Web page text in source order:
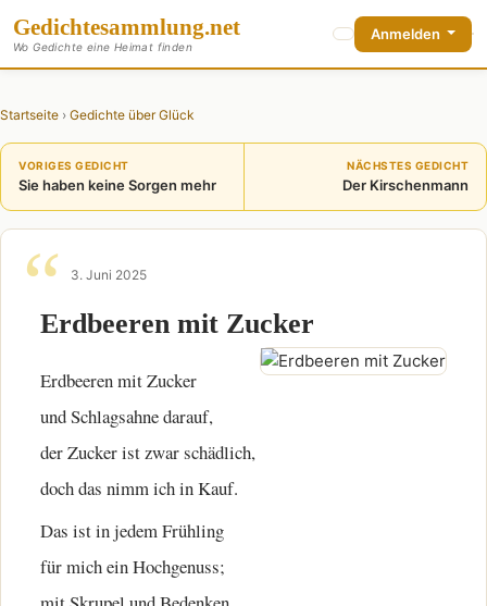
Gedichtesammlung.net
Wo Gedichte eine Heimat finden
Anmelden
Startseite › Gedichte über Glück
VORIGES GEDICHT
Sie haben keine Sorgen mehr
NÄCHSTES GEDICHT
Der Kirschenmann
3. Juni 2025
Erdbeeren mit Zucker
Erdbeeren mit Zucker
und Schlagsahne darauf,
der Zucker ist zwar schädlich,
doch das nimm ich in Kauf.
Das ist in jedem Frühling
für mich ein Hochgenuss;